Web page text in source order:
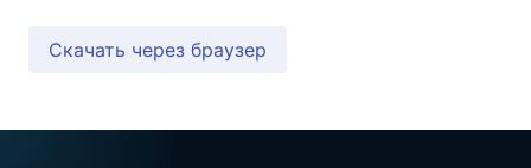
Скачать через браузер